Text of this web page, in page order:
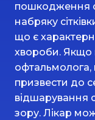
пошкодження
набряку
що є
хвороби. Якщо
призвести до
відшарування
зору. Лікар